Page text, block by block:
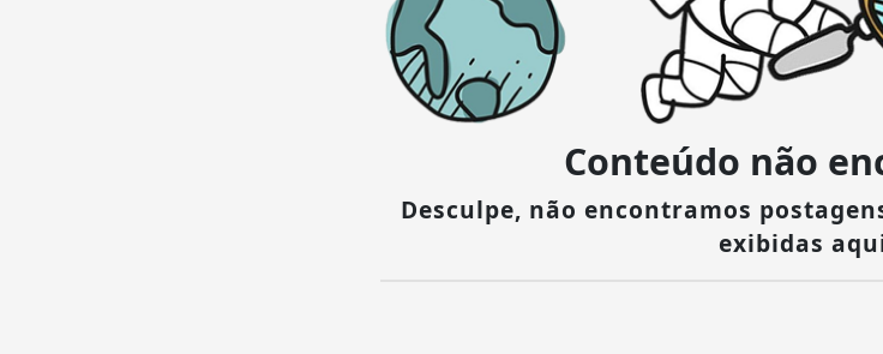
Conteúdo não
Desculpe, não encontramos
exibidas